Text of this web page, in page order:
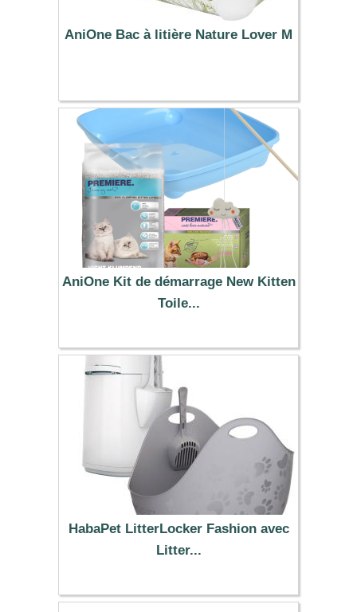
AniOne Bac à litière Nature Lover M
14.99 €
AniOne Kit de démarrage New Kitten
Toile...
38.67 €
HabaPet LitterLocker Fashion avec
Litter...
49.66 €